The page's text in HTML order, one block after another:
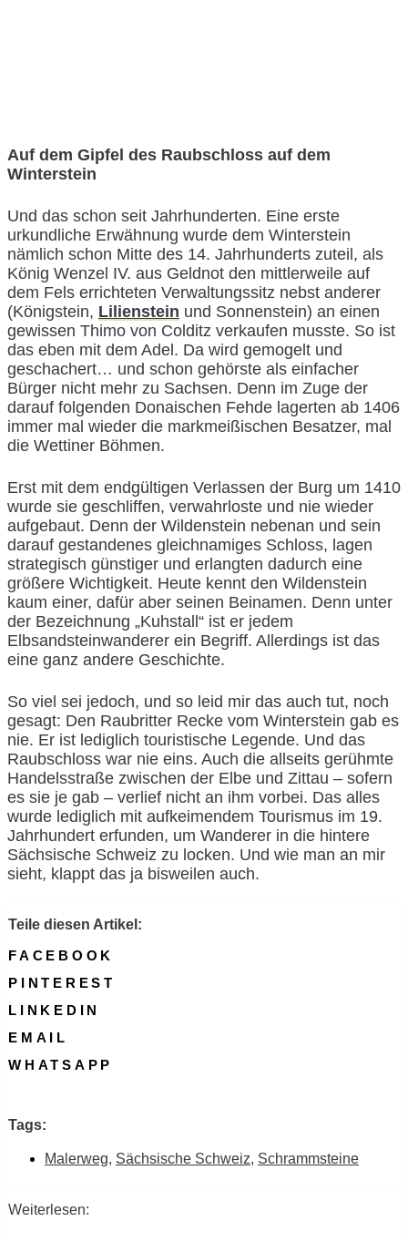
Auf dem Gipfel des Raubschloss auf dem
Winterstein
Und das schon seit Jahrhunderten. Eine erste
urkundliche Erwähnung wurde dem Winterstein
nämlich schon Mitte des 14. Jahrhunderts zuteil, als
König Wenzel IV. aus Geldnot den mittlerweile auf
dem Fels errichteten Verwaltungssitz nebst anderer
(Königstein, Lilienstein und Sonnenstein) an einen
gewissen Thimo von Colditz verkaufen musste. So ist
das eben mit dem Adel. Da wird gemogelt und
geschachert… und schon gehörste als einfacher
Bürger nicht mehr zu Sachsen. Denn im Zuge der
darauf folgenden Donaischen Fehde lagerten ab 1406
immer mal wieder die markmeißischen Besatzer, mal
die Wettiner Böhmen.
Erst mit dem endgültigen Verlassen der Burg um 1410
wurde sie geschliffen, verwahrloste und nie wieder
aufgebaut. Denn der Wildenstein nebenan und sein
darauf gestandenes gleichnamiges Schloss, lagen
strategisch günstiger und erlangten dadurch eine
größere Wichtigkeit. Heute kennt den Wildenstein
kaum einer, dafür aber seinen Beinamen. Denn unter
der Bezeichnung „Kuhstall“ ist er jedem
Elbsandsteinwanderer ein Begriff. Allerdings ist das
eine ganz andere Geschichte.
So viel sei jedoch, und so leid mir das auch tut, noch
gesagt: Den Raubritter Recke vom Winterstein gab es
nie. Er ist lediglich touristische Legende. Und das
Raubschloss war nie eins. Auch die allseits gerühmte
Handelsstraße zwischen der Elbe und Zittau – sofern
es sie je gab – verlief nicht an ihm vorbei. Das alles
wurde lediglich mit aufkeimendem Tourismus im 19.
Jahrhundert erfunden, um Wanderer in die hintere
Sächsische Schweiz zu locken. Und wie man an mir
sieht, klappt das ja bisweilen auch.
Teile diesen Artikel:
FACEBOOK
PINTEREST
LINKEDIN
EMAIL
WHATSAPP
Tags:
Malerweg, Sächsische Schweiz, Schrammsteine
Weiterlesen: